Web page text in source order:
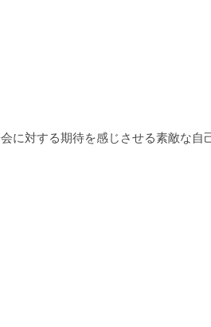
に対する期待を感じさせる素敵な自